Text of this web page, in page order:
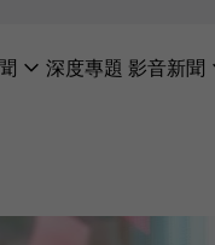
深度專題 影音新聞